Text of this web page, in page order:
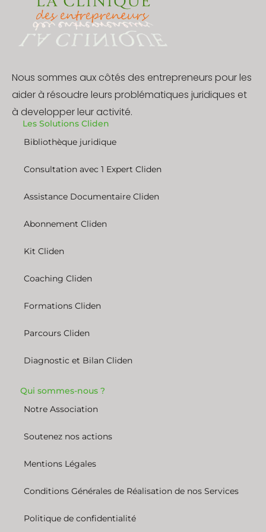
Nous sommes aux côtés des entrepreneurs pour les
aider à résoudre leurs problématiques juridiques et
à developper leur activité.
Les Solutions Cliden
Bibliothèque juridique
Consultation avec 1 Expert Cliden
Assistance Documentaire Cliden
Abonnement Cliden
Kit Cliden
Coaching Cliden
Formations Cliden
Parcours Cliden
Diagnostic et Bilan Cliden
Qui sommes-nous ?
Notre Association
Soutenez nos actions
Mentions Légales
Conditions Générales de Réalisation de nos Services
Politique de confidentialité